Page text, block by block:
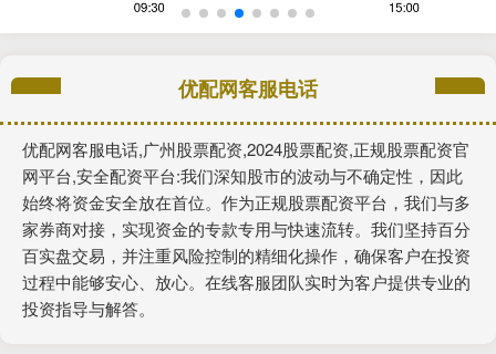
优配网客服电话
优配网客服电话,广州股票配资,2024股票配资,正规股票配资官
网平台,安全配资平台:我们深知股市的波动与不确定性，因此
始终将资金安全放在首位。作为正规股票配资平台，我们与多
家券商对接，实现资金的专款专用与快速流转。我们坚持百分
百实盘交易，并注重风险控制的精细化操作，确保客户在投资
过程中能够安心、放心。在线客服团队实时为客户提供专业的
投资指导与解答。